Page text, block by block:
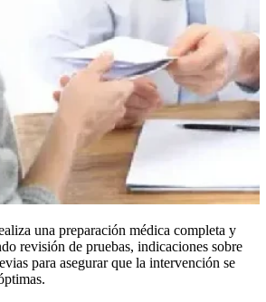
una preparación médica completa y
revisión de pruebas, indicaciones sobre
para asegurar que la intervención se